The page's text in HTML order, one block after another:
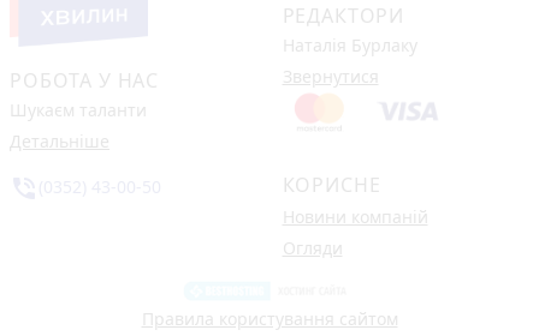
РОБОТА У НАС
Шукаєм таланти
Детальніше
РЕДАКТОРИ
Наталія Бурлаку
Звернутися
КОРИСНЕ
Новини компаній
Огляди
Правила користування сайтом